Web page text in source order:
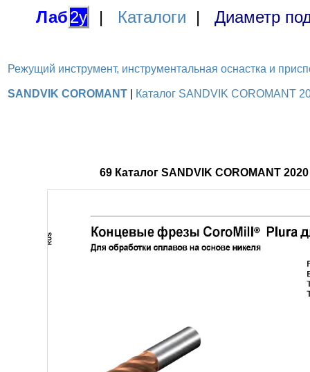
Лаб2у | Каталоги | Диаметр
Режущий инструмент, инструментальная оснастка и
SANDVIK COROMANT Каталог SANDVIK COROMANT
69 Каталог SANDVIK COROMANT